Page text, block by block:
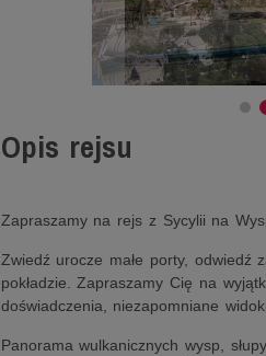
Opis rejsu
Zapraszamy na rejs z Sycylii na
Zwiedź urocze małe porty, odwiedź
pokładzie. Zapraszamy Cię na
doświadczenia, niezapomniane
Panorama wulkanicznych wysp,